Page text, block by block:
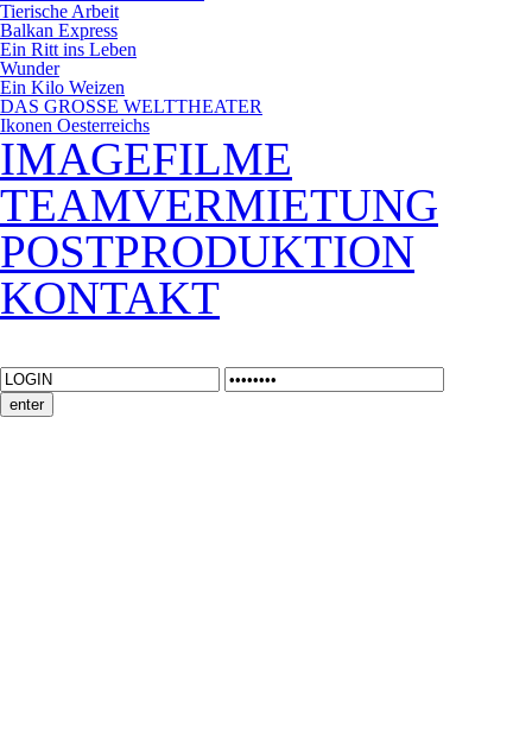
Tierische Arbeit
Balkan Express
Ein Ritt ins Leben
Wunder
Ein Kilo Weizen
DAS GROSSE WELTTHEATER
Ikonen Oesterreichs
IMAGEFILME
TEAMVERMIETUNG
POSTPRODUKTION
KONTAKT